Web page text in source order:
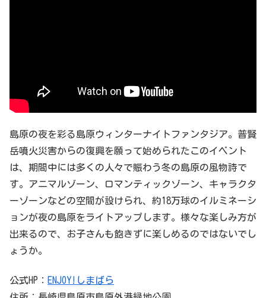
島原の夜を彩る島原ウィンターナイトファンタジア。普賢
岳噴火災害からの復興を願って始められたこのイベント
は、期間中には多くの人々で賑わう冬の島原の風物詩で
す。アニマルゾーン、ロマンティックゾーン、キャラクタ
ーゾーンなどの空間が設けられ、約18万球のイルミネーシ
ョンが夜の島原をライトアップします。様々な楽しみ方が
出来るので、お子さんも飽きずに楽しめるのではないでし
ょうか。
公式HP： ENJOY!しまばら